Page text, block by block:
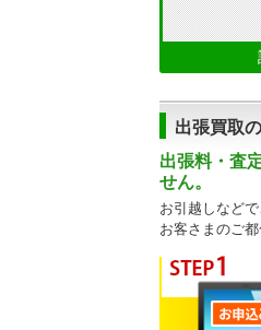
出張買取
出張料・査
せん。
お引越しなど
お客さまのご